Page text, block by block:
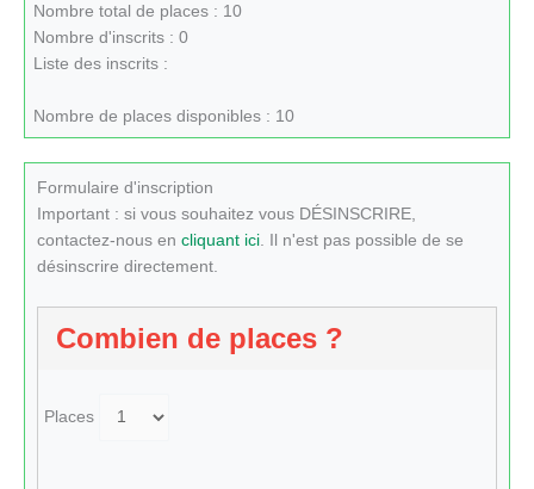
Nombre total de places : 10
Nombre d'inscrits : 0
Liste des inscrits :
Nombre de places disponibles : 10
Formulaire d'inscription
Important : si vous souhaitez vous DÉSINSCRIRE,
contactez-nous en cliquant ici. Il n'est pas possible de se
désinscrire directement.
Combien de places ?
Places